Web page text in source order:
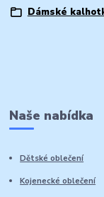
Dámské
Naše nabídka
Dětské oblečení
Kojenecké oblečení